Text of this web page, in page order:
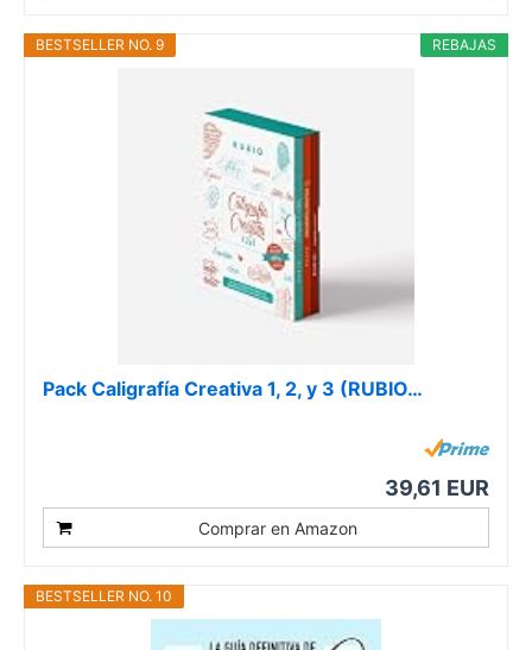
REBAJAS
BESTSELLER NO. 9
Pack Caligrafía Creativa 1, 2, y 3 (RUBIO…
39,61 EUR
Comprar en Amazon
BESTSELLER NO. 10